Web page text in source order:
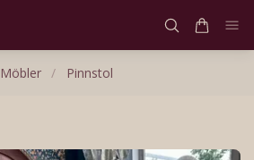
Möbler / Pinnstol